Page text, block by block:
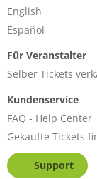
English
Español
Für Veranstalter
Selber Tickets
Kundenservice
FAQ - Help Center
Gekaufte Tickets
Support